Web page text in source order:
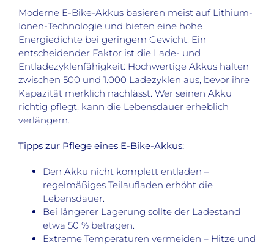
Moderne E-Bike-Akkus basieren meist auf Lithium-
Ionen-Technologie und bieten eine hohe
Energiedichte bei geringem Gewicht. Ein
entscheidender Faktor ist die Lade- und
Entladezyklenfähigkeit: Hochwertige Akkus halten
zwischen 500 und 1.000 Ladezyklen aus, bevor ihre
Kapazität merklich nachlässt. Wer seinen Akku
richtig pflegt, kann die Lebensdauer erheblich
verlängern.
Tipps zur Pflege eines E-Bike-Akkus:
Den Akku nicht komplett entladen –
regelmäßiges Teilaufladen erhöht die
Lebensdauer.
Bei längerer Lagerung sollte der Ladestand
etwa 50 % betragen.
Extreme Temperaturen vermeiden – Hitze und